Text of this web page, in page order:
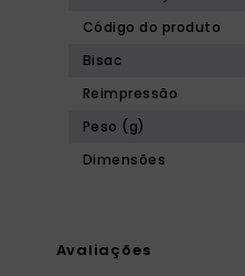
Código do produto
Bisac
Reimpressão
Peso (g)
Dimensões
Avaliações